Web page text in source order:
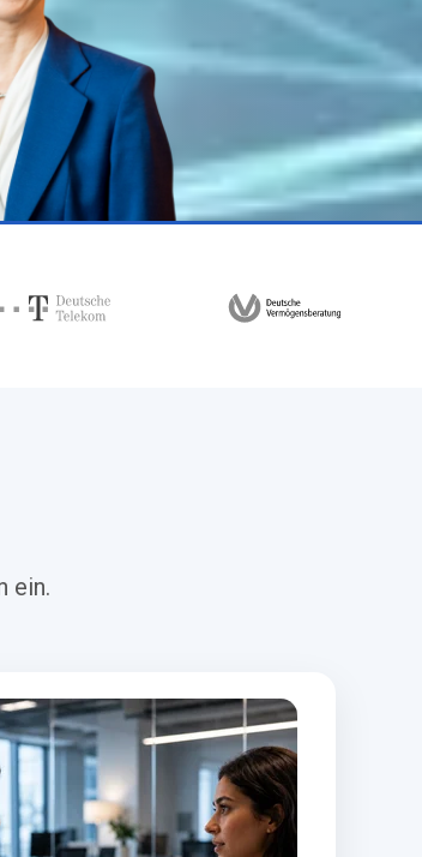
ein.